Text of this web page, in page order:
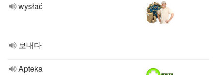
wysłać
보내다
Apteka